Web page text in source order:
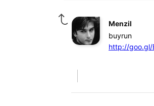
Menzil
buyrun
http://goo.gl/